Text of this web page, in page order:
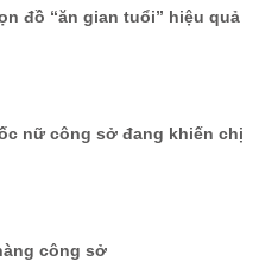
đồ “ăn gian tuổi” hiệu quả
nữ công sở đang khiến chị
công sở